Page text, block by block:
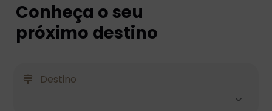
Conheça o seu
próximo destino
Destino